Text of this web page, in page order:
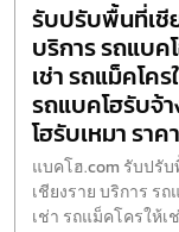
รับปรับพื้นที่เชี
บริการ รถแบค
เช่า รถแม็คโคร
รถแบคโฮรับจ้
โฮรับเหมา ราค
แบคโฮ.com รับปรั
เชียงราย บริการ ร
เช่า รถแม็คโครให้เช่